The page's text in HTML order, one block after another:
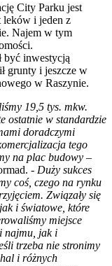
City Parku jest
leków i jeden z
Najem w tym
być inwestycją
grunty i jeszcze w
w Raszynie.
19,5 tys. mkw.
ostatnie w standardzie
doradczymi
tego
na plac budowy –
- Duży sukces
coś, czego na rynku
Związały się
i światowe, które
miejsce
najmu, jak i
trzeba nie stronimy
i różnych